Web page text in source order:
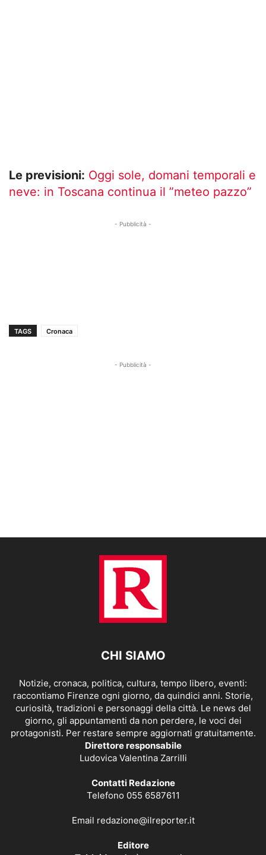
Le previsioni: Oggi sole, domani temporali e
neve: in Toscana continua il ”meteo pazzo”
- Pubblicità -
TAGS Cronaca
- Pubblicità -
CHI SIAMO
Notizie, cronaca, politica, cultura, tempo libero, eventi:
raccontiamo Firenze ogni giorno, da quindici anni. Storie,
curiosità, tradizioni e personaggi della città. Le news del
giorno, gli appuntamenti da non perdere, le voci dei
protagonisti. Per restare sempre aggiornati gratuitamente.
Direttore responsabile
Ludovica Valentina Zarrilli
Contatti Redazione
Telefono 055 6587611
Email redazione@ilreporter.it
Editore